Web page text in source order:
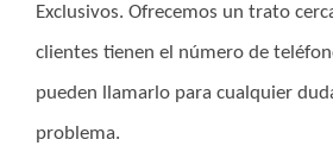
Exclusivos. Ofrecemos un trato
clientes tienen el número de
pueden llamarlo para cualquier
problema.